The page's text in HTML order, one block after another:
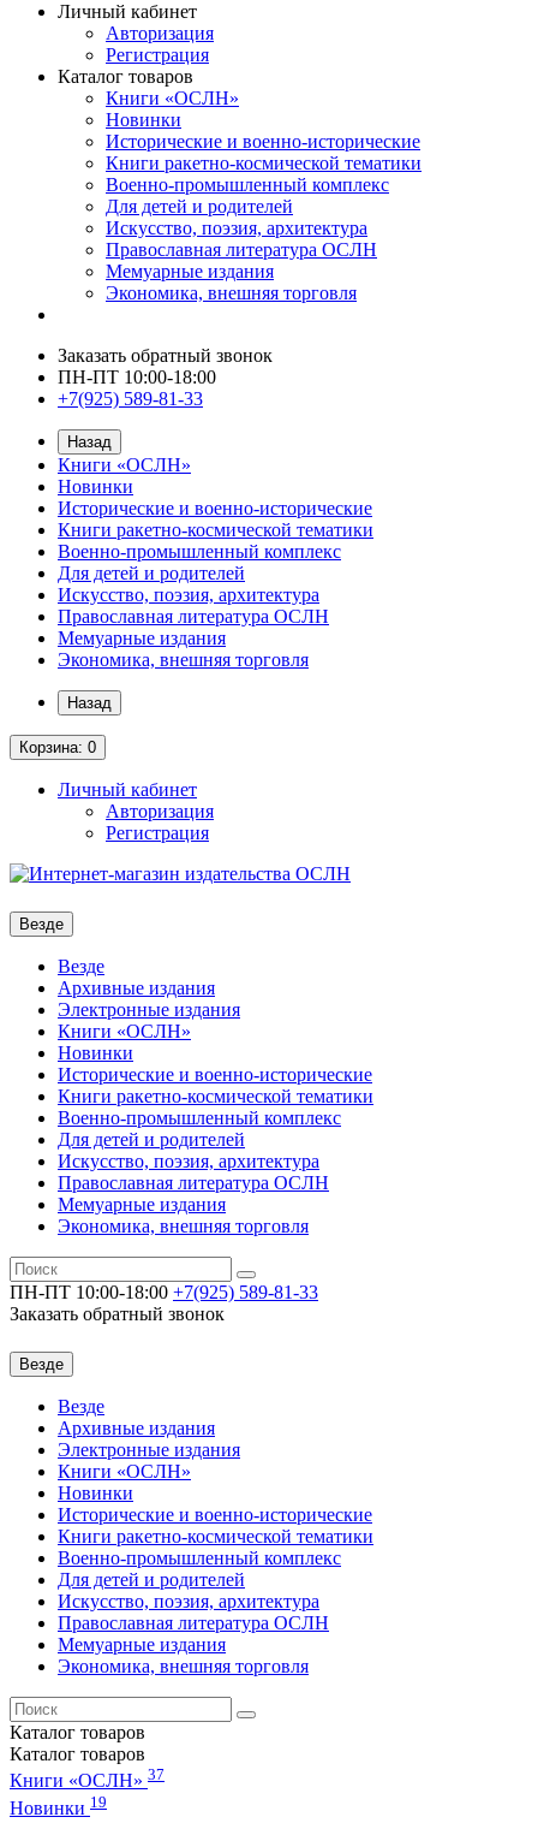
Личный кабинет
Авторизация
Регистрация
Каталог товаров
Книги «ОСЛН»
Новинки
Исторические и военно-исторические
Книги ракетно-космической тематики
Военно-промышленный комплекс
Для детей и родителей
Искусство, поэзия, архитектура
Православная литература ОСЛН
Мемуарные издания
Экономика, внешняя торговля
Заказать обратный звонок
ПН-ПТ 10:00-18:00
+7(925) 589-81-33
Назад
Книги «ОСЛН»
Новинки
Исторические и военно-исторические
Книги ракетно-космической тематики
Военно-промышленный комплекс
Для детей и родителей
Искусство, поэзия, архитектура
Православная литература ОСЛН
Мемуарные издания
Экономика, внешняя торговля
Назад
Корзина: 0
Личный кабинет
Авторизация
Регистрация
Везде
Везде
Архивные издания
Электронные издания
Книги «ОСЛН»
Новинки
Исторические и военно-исторические
Книги ракетно-космической тематики
Военно-промышленный комплекс
Для детей и родителей
Искусство, поэзия, архитектура
Православная литература ОСЛН
Мемуарные издания
Экономика, внешняя торговля
ПН-ПТ 10:00-18:00 +7(925) 589-81-33
Заказать обратный звонок
Везде
Везде
Архивные издания
Электронные издания
Книги «ОСЛН»
Новинки
Исторические и военно-исторические
Книги ракетно-космической тематики
Военно-промышленный комплекс
Для детей и родителей
Искусство, поэзия, архитектура
Православная литература ОСЛН
Мемуарные издания
Экономика, внешняя торговля
Каталог товаров
Каталог товаров
Книги «ОСЛН» 37
Новинки 19